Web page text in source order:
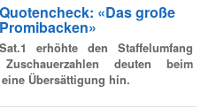
Quotencheck: «Das große
Promibacken»
Sat.1 erhöhte den Staffelumfang
deuten beim
Übersättigung hin.